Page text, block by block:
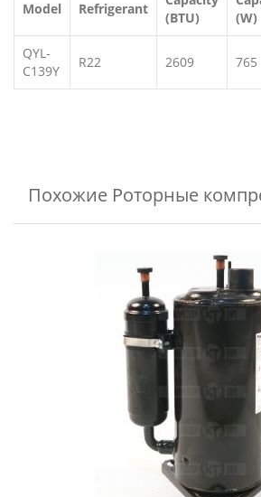
Model Refrigerant
(BTU)
(W)
QYL-
C139Y
R22 2609 765
Похожие Роторные